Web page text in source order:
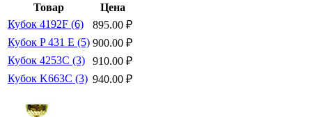
Товар
Цена
Кубок 4192F (6)
895.00 ₽
Кубок P 431 E (5) 900.00 ₽
Кубок 4253C (3)
910.00 ₽
Кубок K663C (3) 940.00 ₽